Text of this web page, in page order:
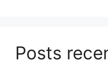
Posts